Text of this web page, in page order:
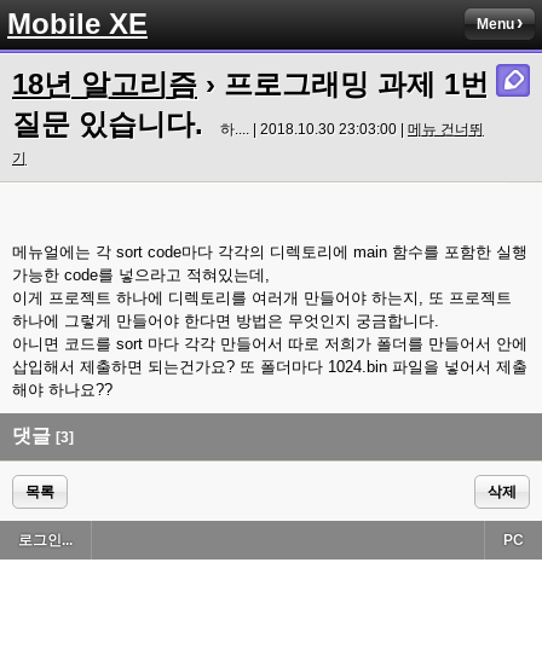
Mobile XE Menu
18년 알고리즘 › 프로그래밍 과제 1번
질문 있습니다.
하.... | 2018.10.30 23:03:00 | 메뉴 건너뛰
기
메뉴얼에는 각 sort code마다 각각의 디렉토리에 main 함수를 포함한 실행
가능한 code를 넣으라고 적혀있는데,
이게 프로젝트 하나에 디렉토리를 여러개 만들어야 하는지, 또 프로젝트
하나에 그렇게 만들어야 한다면 방법은 무엇인지 궁금합니다.
아니면 코드를 sort 마다 각각 만들어서 따로 저희가 폴더를 만들어서 안에
삽입해서 제출하면 되는건가요? 또 폴더마다 1024.bin 파일을 넣어서 제출
해야 하나요??
댓글 [3]
목록 삭제
로그인... PC